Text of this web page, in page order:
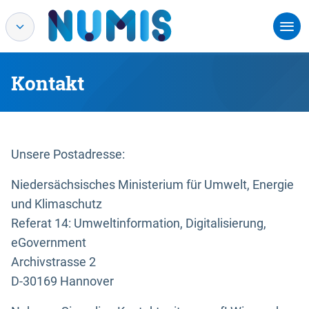
Kontakt
Unsere Postadresse:
Niedersächsisches Ministerium für Umwelt, Energie
und Klimaschutz
Referat 14: Umweltinformation, Digitalisierung,
eGovernment
Archivstrasse 2
D-30169 Hannover